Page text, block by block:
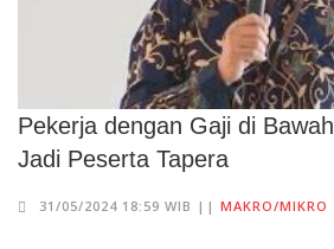
Pekerja dengan Gaji di
Jadi Peserta Tapera
31/05/2024 18:59 WIB || MAKRO/MIKRO